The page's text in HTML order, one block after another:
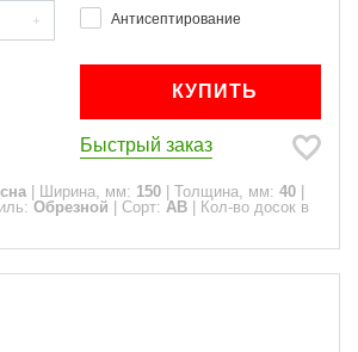
Антисептирование
КУПИТЬ
Быстрый заказ
Ширина, мм: 150 Толщина, мм: 40
Обрезной Сорт: АВ
Кол-во досок в